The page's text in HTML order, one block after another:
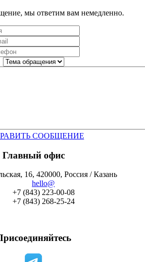
мы ответим вам немедленно.
СООБЩЕНИЕ
Главный офис
16, 420000, Россия / Казань
hello@
+7 (843) 223-00-08
+7 (843) 268-25-24